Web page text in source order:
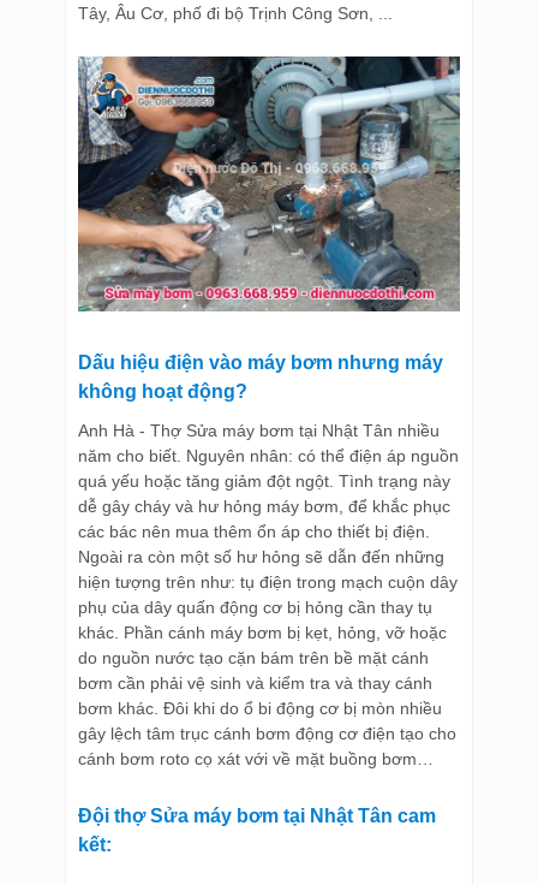
Tây, Âu Cơ, phố đi bộ Trịnh Công Sơn, ...
Dấu hiệu điện vào máy bơm nhưng máy
không hoạt động?
Anh Hà - Thợ Sửa máy bơm tại Nhật Tân nhiều
năm cho biết. Nguyên nhân: có thể điện áp nguồn
quá yếu hoặc tăng giảm đột ngột. Tình trạng này
dễ gây cháy và hư hỏng máy bơm, để khắc phục
các bác nên mua thêm ổn áp cho thiết bị điện.
Ngoài ra còn một số hư hỏng sẽ dẫn đến những
hiện tượng trên như: tụ điện trong mạch cuộn dây
phụ của dây quấn động cơ bị hỏng cần thay tụ
khác. Phần cánh máy bơm bị kẹt, hỏng, vỡ hoặc
do nguồn nước tạo cặn bám trên bề mặt cánh
bơm cần phải vệ sinh và kiểm tra và thay cánh
bơm khác. Đôi khi do ổ bi động cơ bị mòn nhiều
gây lệch tâm trục cánh bơm động cơ điện tạo cho
cánh bơm roto cọ xát với về mặt buồng bơm…
Đội thợ Sửa máy bơm tại Nhật Tân cam
kết: